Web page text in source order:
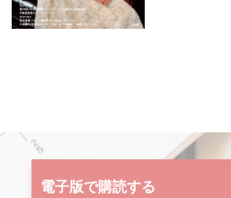
電子版で購読する